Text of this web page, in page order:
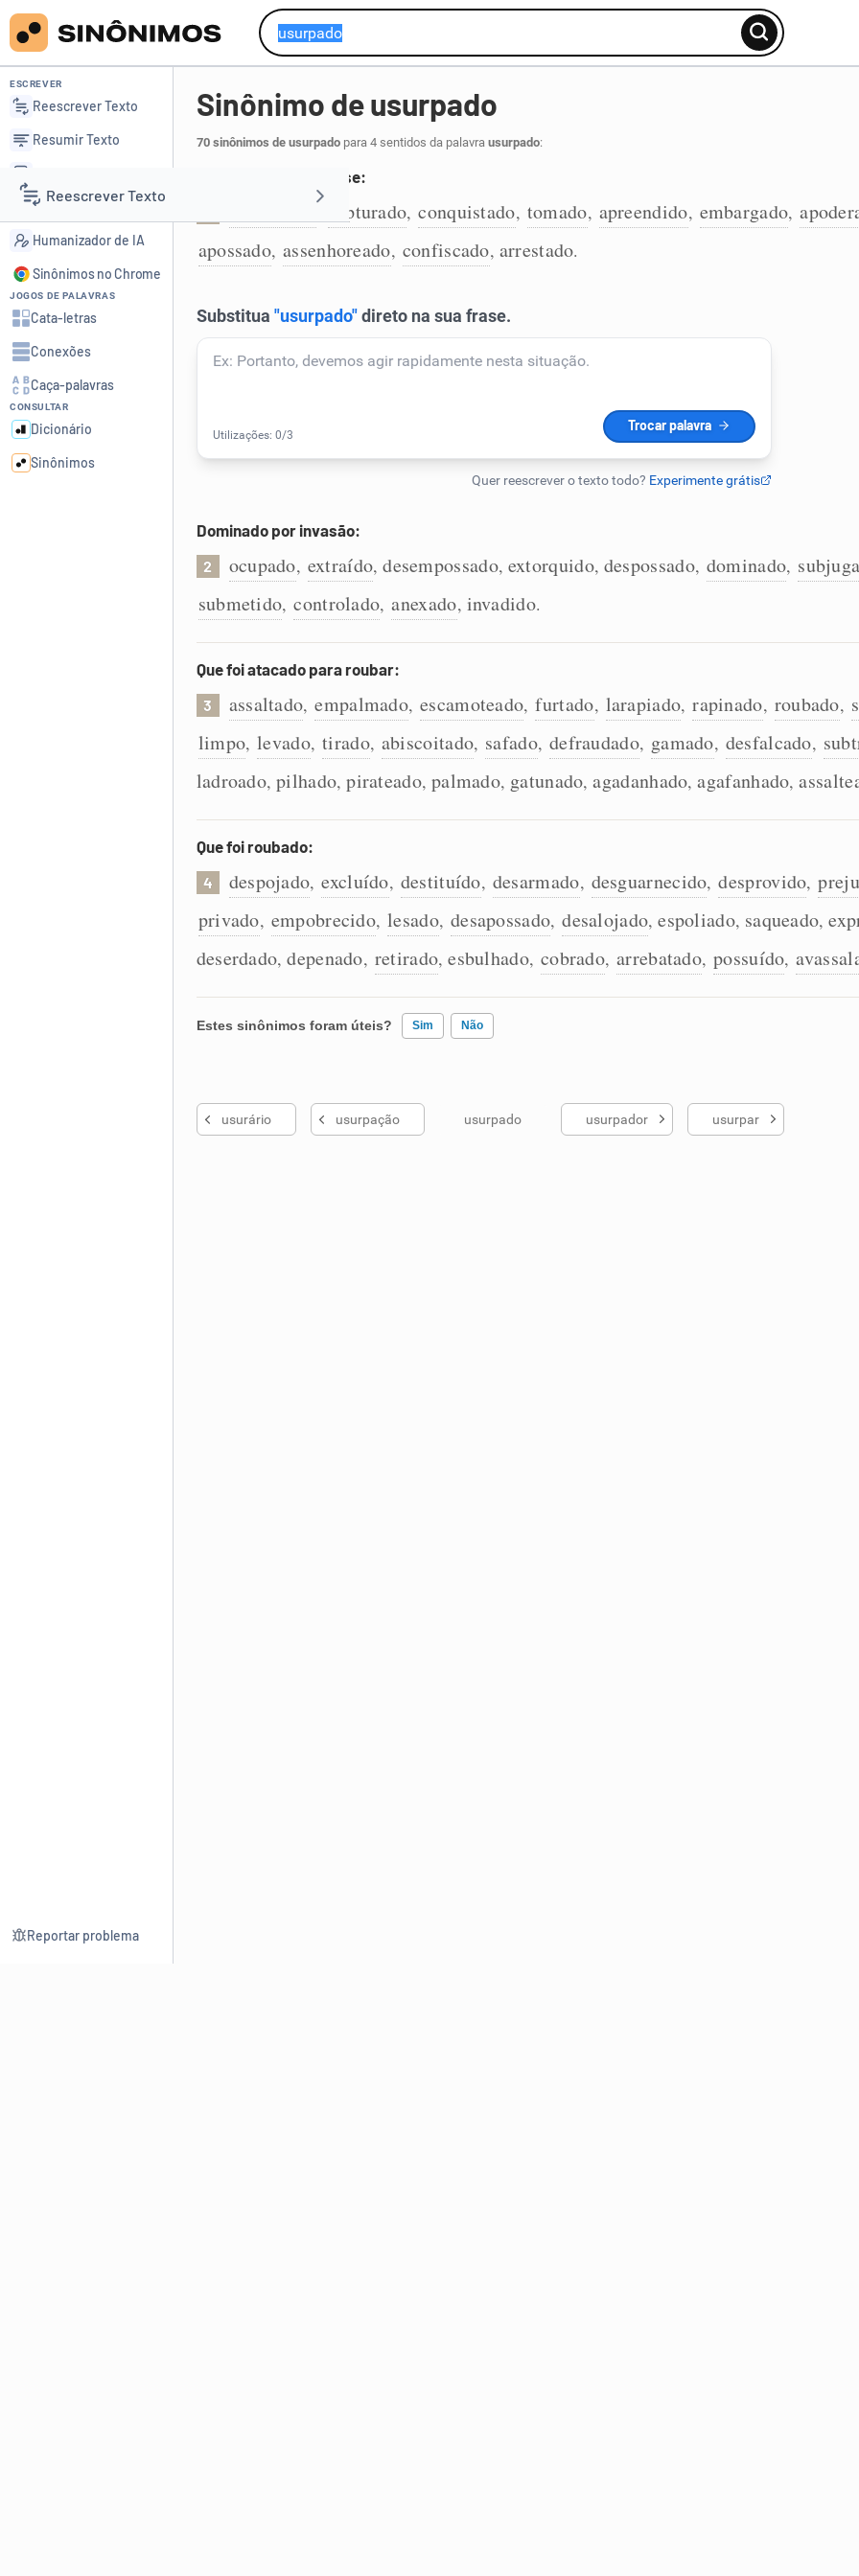
Reescrever Texto
Resumir Texto
Corrigir Texto
Detector de IA
Humanizador de IA
ESCREVER
Reescrever Texto
Resumir Texto
Detector de IA
Humanizador de IA
Sinônimos no Chrome
JOGOS DE PALAVRAS
Cata-letras
Conexões
Caça-palavras
CONSULTAR
Dicionário
Sinônimos
Reportar problema
Sinônimo de usurpado
70 sinônimos de usurpadopara 4 sentidos da palavra usurpado:
Que foi tomada a posse:
capturado, conquistado, tomado, apreendido, embargado,
apossado, assenhoreado, confiscado, arrestado.
Dominado por invasão:
2 ocupado, extraído,desempossado, extorquido, despossado, dominado,
submetido, controlado, anexado, invadido.
Que foi atacado para roubar:
3 assaltado, empalmado, escamoteado, furtado, larapiado, rapinado, roubado,
limpo, levado, tirado, abiscoitado, safado, defraudado, gamado, desfalcado,
ladroado,pilhado,pirateado, palmado, gatunado,agadanhado,agafanhado,
Que foi roubado:
4 despojado, excluído, destituído, desarmado, desguarnecido, desprovido,
privado, empobrecido, lesado, desapossado, desalojado,espoliado, saqueado,
deserdado,depenado, retirado,esbulhado, cobrado, arrebatado, possuído,
Estes sinônimos foram úteis? Sim Não
Nenhum dos sinônimos apresentados me ajudou
usurário usurpação usurpado usurpador usurpar